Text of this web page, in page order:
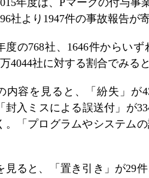
年度は、Pマークの付与事
社より1947件の事故報告が
度の768社、1646件からい
4044社に対する割合でみる
内容を見ると、「紛失」が
封入ミスによる誤送付」が
。「プログラムやシステム
見ると、「置き引き」が29